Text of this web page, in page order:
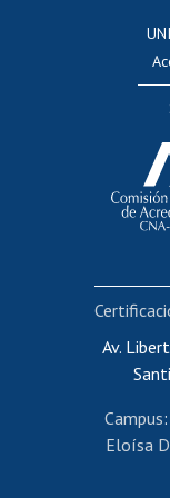
Av.
Campus:
Eloísa